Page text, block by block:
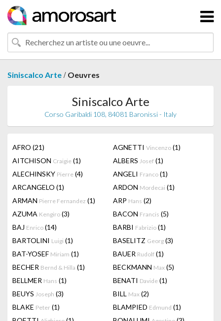
Siniscalco Arte / Oeuvres
Siniscalco Arte
Corso Garibaldi 108, 84081 Baronissi - Italy
AFRO (21) AGNETTI Vincenzo (1)
AITCHISON Craigie (1) ALBERS Josef (1)
ALECHINSKY Pierre (4) ANGELI Franco (1)
ARCANGELO (1) ARDON Mordecai (1)
ARMAN Pierre Fernandez (1) ARP Hans (2)
AZUMA Kengiro (3) BACON Francis (5)
BAJ Enrico (14) BARBI Fabrizio (1)
BARTOLINI Luigi (1) BASELITZ Georg (3)
BAT-YOSEF Miriam (1) BAUER Rudolf (1)
BECHER Bernd & Hilla (1) BECKMANN Max (5)
BELLMER Hans (1) BENATI Davide (1)
BEUYS Joseph (3) BILL Max (2)
BLAKE Peter (1) BLAMPIED Edmund (1)